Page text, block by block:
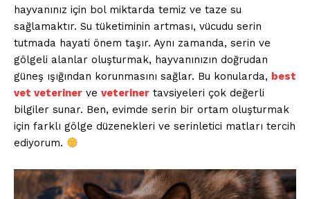
hayvanınız için bol miktarda temiz ve taze su
sağlamaktır. Su tüketiminin artması, vücudu serin
tutmada hayati önem taşır. Aynı zamanda, serin ve
gölgeli alanlar oluşturmak, hayvanınızın doğrudan
güneş ışığından korunmasını sağlar. Bu konularda, best
vet veteriner ve veteriner tavsiyeleri çok değerli
bilgiler sunar. Ben, evimde serin bir ortam oluşturmak
için farklı gölge düzenekleri ve serinletici matları tercih
ediyorum.